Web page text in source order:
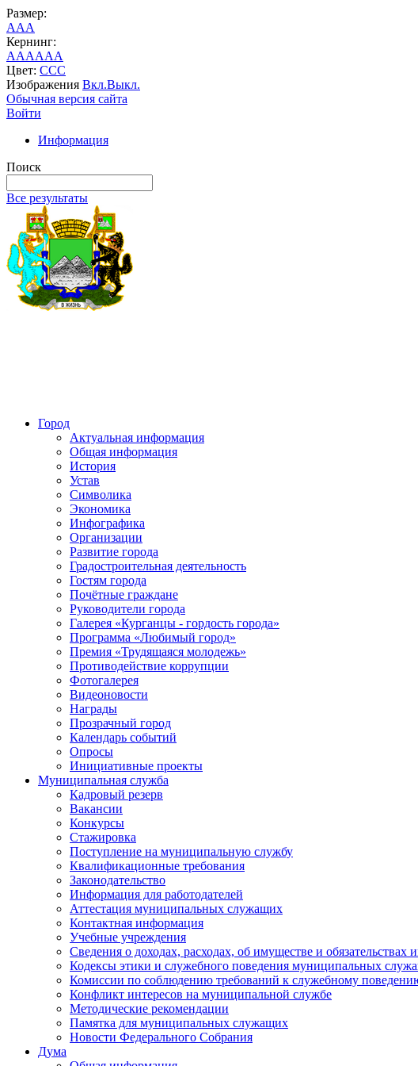
Размер:
AAA
Кернинг:
AAAAAA
Цвет: CCC
Изображения Вкл.Выкл.
Обычная версия сайта
Войти
Информация
Поиск
Все результаты
Город
Актуальная информация
Общая информация
История
Устав
Символика
Экономика
Инфографика
Организации
Развитие города
Градостроительная деятельность
Гостям города
Почётные граждане
Руководители города
Галерея «Курганцы - гордость города»
Программа «Любимый город»
Премия «Трудящаяся молодежь»
Противодействие коррупции
Фотогалерея
Видеоновости
Награды
Прозрачный город
Календарь событий
Опросы
Инициативные проекты
Муниципальная служба
Кадровый резерв
Вакансии
Конкурсы
Стажировка
Поступление на муниципальную службу
Квалификационные требования
Законодательство
Информация для работодателей
Аттестация муниципальных служащих
Контактная информация
Учебные учреждения
Сведения о доходах, расходах, об имуществе и обязательствах
Кодексы этики и служебного поведения муниципальных
Комиссии по соблюдению требований к служебному
Конфликт интересов на муниципальной службе
Методические рекомендации
Памятка для муниципальных служащих
Новости Федерального Cобрания
Дума